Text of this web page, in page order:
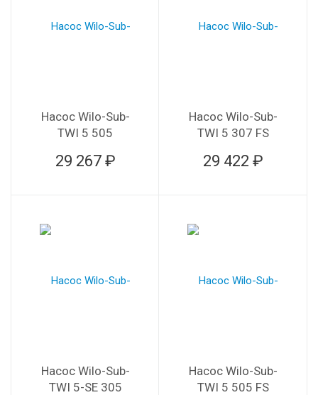
Насос Wilo-Sub-
TWI 5 505
29 267 ₽
Насос Wilo-Sub-
TWI 5 307 FS
29 422 ₽
Насос Wilo-Sub-
TWI 5-SE 305
Насос Wilo-Sub-
TWI 5 505 FS